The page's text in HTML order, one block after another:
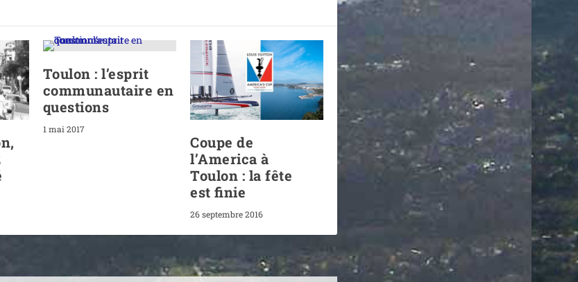
Toulon : l’esprit
communautaire en
questions
1 mai 2017
Coupe de
l’America à
Toulon : la fête
est finie
26 septembre 2016